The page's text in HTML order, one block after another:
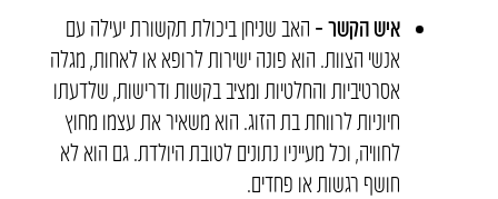
איש הקשר – האב שניחן ביכולת תקשורת יעילה עם
אנשי הצוות. הוא פונה ישירות לרופא או לאחות, מגלה
אסרטיביות והחלטיות ומציב בקשות ודרישות, שלדעתו
חיוניות לרווחת בת הזוג. הוא משאיר את עצמו מחוץ
לחוויה, וכל מעייניו נתונים לטובת היולדת. גם הוא לא
חושף רגשות או פחדים.